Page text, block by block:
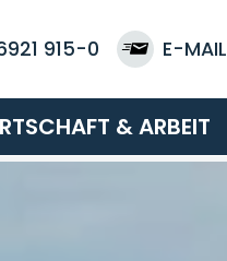
915-0 E-MAIL
& ARBEIT